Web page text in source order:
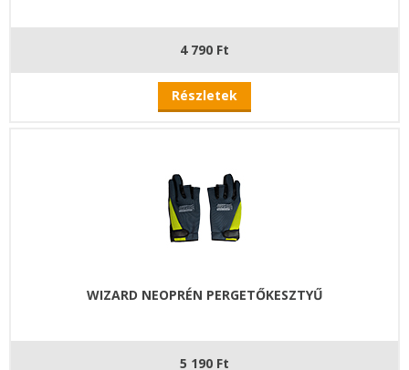
4 790 Ft
Részletek
WIZARD NEOPRÉN PERGETŐKESZTYŰ
5 190 Ft